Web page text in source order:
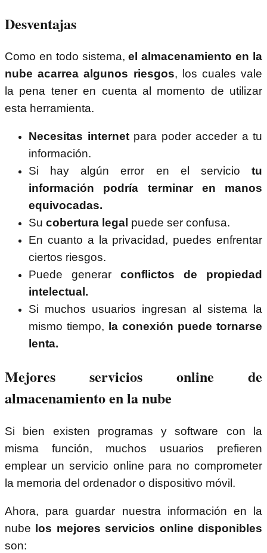
Desventajas
Como en todo sistema,el almacenamiento en la
nube acarrea algunos riesgos, los cuales vale
la pena tener en cuenta al momento de utilizar
esta herramienta.
Necesitas internetpara poder acceder a tu
información.
Si hay algún error en el servicio tu
información podría terminar en manos
equivocadas.
Su cobertura legal puede ser confusa.
En cuanto a la privacidad, puedes enfrentar
ciertos riesgos.
Puede generar conflictos de propiedad
intelectual.
Si muchos usuarios ingresan al sistema la
mismo tiempo, la conexión puede tornarse
lenta.
Mejores servicios online de
almacenamiento en la nube
Si bien existen programas y software con la
misma función, muchos usuarios prefieren
emplear un servicio online para no comprometer
la memoria del ordenador o dispositivo móvil.
Ahora, para guardar nuestra información en la
nube
los mejores servicios online disponibles
son: